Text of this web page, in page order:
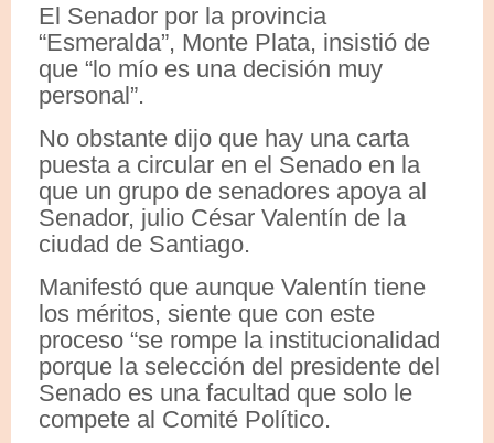
El Senador por la provincia
“Esmeralda”, Monte Plata, insistió de
que “lo mío es una decisión muy
personal”.
No obstante dijo que hay una carta
puesta a circular en el Senado en la
que un grupo de senadores apoya al
Senador, julio César Valentín de la
ciudad de Santiago.
Manifestó que aunque Valentín tiene
los méritos, siente que con este
proceso “se rompe la institucionalidad
porque la selección del presidente del
Senado es una facultad que solo le
compete al Comité Político.